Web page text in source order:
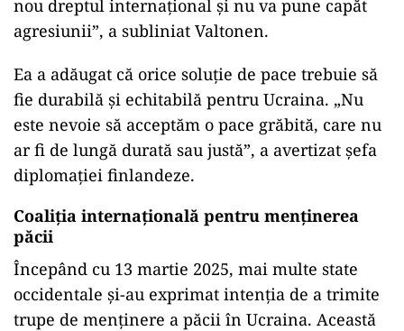
nou dreptul internațional și nu va pune capăt
agresiunii”, a subliniat Valtonen.
Ea a adăugat că orice soluție de pace trebuie să
fie durabilă și echitabilă pentru Ucraina. „Nu
este nevoie să acceptăm o pace grăbită, care nu
ar fi de lungă durată sau justă”, a avertizat șefa
diplomației finlandeze.
Coaliția internațională pentru menținerea
păcii
Începând cu 13 martie 2025, mai multe state
occidentale și-au exprimat intenția de a trimite
trupe de menținere a păcii în Ucraina. Această